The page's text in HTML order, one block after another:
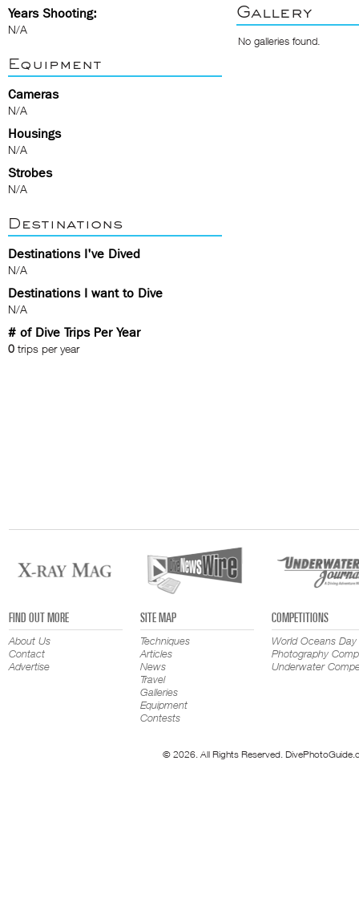
Years Shooting:
N/A
Equipment
Cameras
N/A
Housings
N/A
Strobes
N/A
Destinations
Destinations I've Dived
N/A
Destinations I want to Dive
N/A
# of Dive Trips Per Year
0 trips per year
Gallery
No galleries found.
FIND OUT MORE
About Us
Contact
Advertise
SITE MAP
Techniques
Articles
News
Travel
Galleries
Equipment
Contests
COMPETITIONS
World Oceans Day
Photography
Underwater
© 2026. All Rights Reserved.